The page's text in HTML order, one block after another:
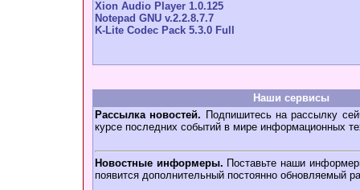
Xion Audio Player 1.0.125
Notepad GNU v.2.2.8.7.7
K-Lite Codec Pack 5.3.0 Full
Наши сервисы
Рассылка новостей. Подпишитесь на рассылку
курсе последних событий в мире информационных
Новостные информеры. Поставьте наши
появится дополнительный постоянно обновляемый